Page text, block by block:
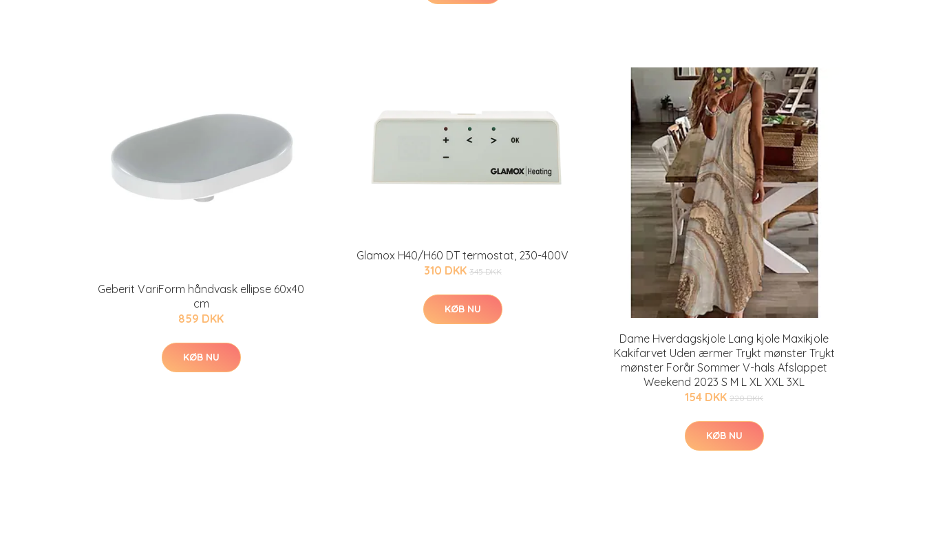
Geberit VariForm håndvask ellipse 60x40
cm
859 DKK
KØB NU
Glamox H40/H60 DT termostat, 230-400V
310 DKK 345 DKK
KØB NU
Dame Hverdagskjole Lang kjole Maxikjole
Kakifarvet Uden ærmer Trykt mønster Trykt
mønster Forår Sommer V-hals Afslappet
Weekend 2023 S M L XL XXL 3XL
154 DKK 220 DKK
KØB NU